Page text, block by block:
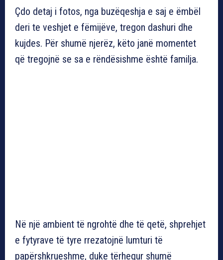
Çdo detaj i fotos, nga buzëqeshja e saj e ëmbël
deri te veshjet e fëmijëve, tregon dashuri dhe
kujdes. Për shumë njerëz, këto janë momentet
që tregojnë se sa e rëndësishme është familja.
Në një ambient të ngrohtë dhe të qetë, shprehjet
e fytyrave të tyre rrezatojnë lumturi të
papërshkrueshme, duke tërhequr shumë